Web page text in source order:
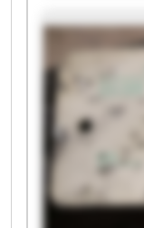
Medien
Druck &
GmbH TDM
Medien GmbH
Druck &
GmbH TDM
Medien
Druck &
GmbH